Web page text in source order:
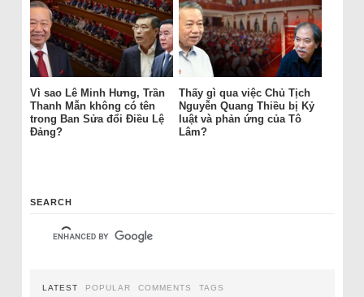
Vì sao Lê Minh Hưng, Trần
Thanh Mẫn không có tên
trong Ban Sửa đổi Điều Lệ
Đảng?
Thấy gì qua việc Chủ Tịch
Nguyễn Quang Thiều bị Kỷ
luật và phản ứng của Tô
Lâm?
SEARCH
LATEST POPULAR COMMENTS TAGS